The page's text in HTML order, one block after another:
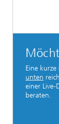
Eine
unten
einer Live-
beraten.